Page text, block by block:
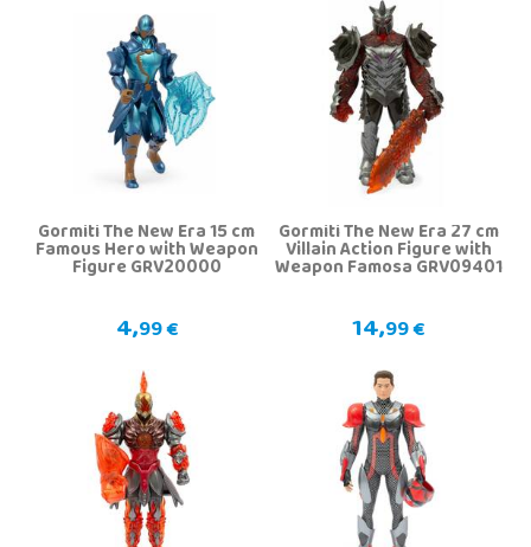
Gormiti The New Era 15 cm
Famous Hero with Weapon
Figure GRV20000
4,99 €
Gormiti The New Era 27 cm
Villain Action Figure with
Weapon Famosa GRV09401
14,99 €